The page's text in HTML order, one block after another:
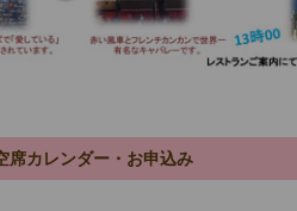
席カレンダー・お申込み